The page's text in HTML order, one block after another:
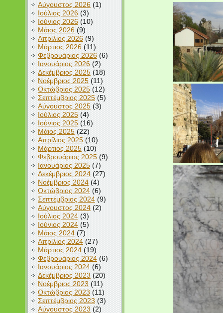
Αύγουστος 2026(1)
Ιούλιος 2026(3)
Ιούνιος 2026(10)
Μάιος 2026(9)
Απρίλιος 2026(9)
Μάρτιος 2026(11)
Φεβρουάριος 2026(6)
Ιανουάριος 2026(2)
Δεκέμβριος 2025(18)
Νοέμβριος 2025(11)
Οκτώβριος 2025(12)
Σεπτέμβριος 2025(5)
Αύγουστος 2025(3)
Ιούλιος 2025(4)
Ιούνιος 2025(16)
Μάιος 2025(22)
Απρίλιος 2025(10)
Μάρτιος 2025(10)
Φεβρουάριος 2025(9)
Ιανουάριος 2025(7)
Δεκέμβριος 2024(27)
Νοέμβριος 2024(4)
Οκτώβριος 2024(6)
Σεπτέμβριος 2024(9)
Αύγουστος 2024(2)
Ιούλιος 2024(3)
Ιούνιος 2024(5)
Μάιος 2024(7)
Απρίλιος 2024(27)
Μάρτιος 2024(19)
Φεβρουάριος 2024(6)
Ιανουάριος 2024(6)
Δεκέμβριος 2023 (20)
Νοέμβριος 2023 (11)
Οκτώβριος 2023(11)
Σεπτέμβριος 2023 (3)
Αύγουστος 2023 (2)